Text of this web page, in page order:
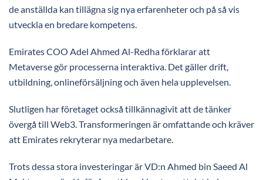
de anställda kan tillägna sig nya erfarenheter och på så vis
utveckla en bredare kompetens.
Emirates COO Adel Ahmed Al-Redha förklarar att
Metaverse gör processerna interaktiva. Det gäller drift,
utbildning, onlineförsäljning och även hela upplevelsen.
Slutligen har företaget också tillkännagivit att de tänker
övergå till Web3. Transformeringen är omfattande och kräver
att Emirates rekryterar nya medarbetare.
Trots dessa stora investeringar är VD:n Ahmed bin Saeed Al